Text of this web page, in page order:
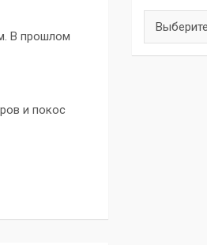
В прошлом
и покос